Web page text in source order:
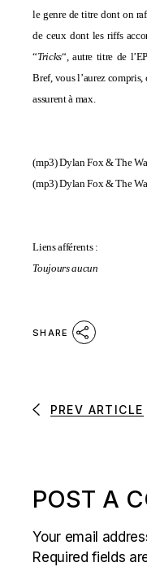
le genre de titre dont on
de ceux dont les riffs
“Tricks“, autre titre de
Bref, vous l’aurez
assurent à max.
(mp3)Dylan Fox & The
(mp3)Dylan Fox & The
Liens afférents :
Toujours aucun
SHARE
PREV ARTICLE
POST A
Your email
Required fields